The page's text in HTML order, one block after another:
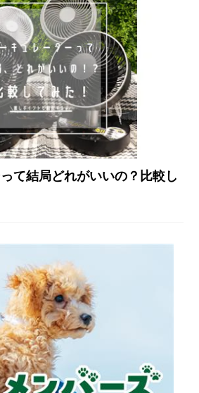
て結局どれがいいの？比較し